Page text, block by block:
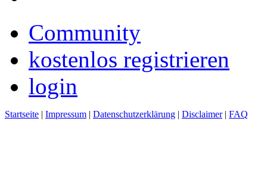
Community
kostenlos registrieren
login
Startseite | Impressum | Datenschutzerklärung | Disclaimer| FAQ